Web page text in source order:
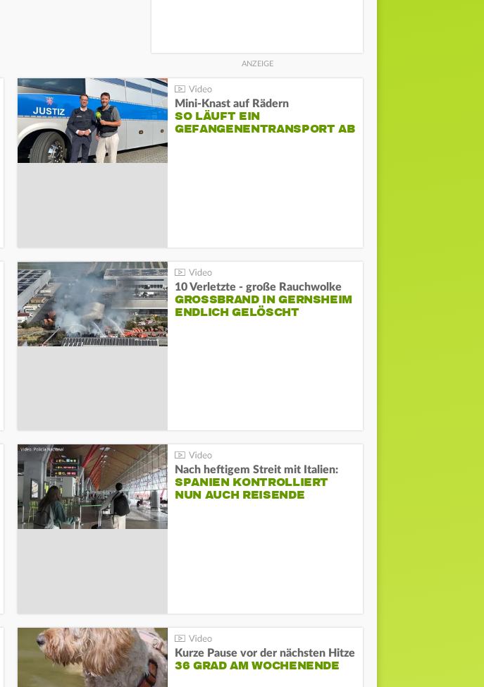
Mini-Knast auf Rädern
SO LÄUFT EIN
GEFANGENENTRANSPORT AB
10 Verletzte - große Rauchwolke
GROSSBRAND IN GERNSHEIM E
NDLICH GELÖSCHT
Nach heftigem Streit mit Italien:
SPANIEN KONTROLLIERT
NUN AUCH REISENDE
Kurze Pause vor der nächsten Hitze
36 GRAD AM WOCHENENDE